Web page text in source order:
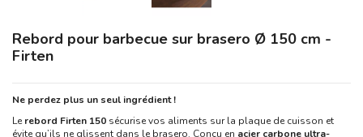
Rebord pour barbecue sur brasero Ø 150 cm -
Firten
Ne perdez plus un seul ingrédient !
Le rebord Firten 150 sécurise vos aliments sur la plaque de cuisson et
évite qu’ils ne glissent dans le brasero. Conçu en acier carbone ultra-